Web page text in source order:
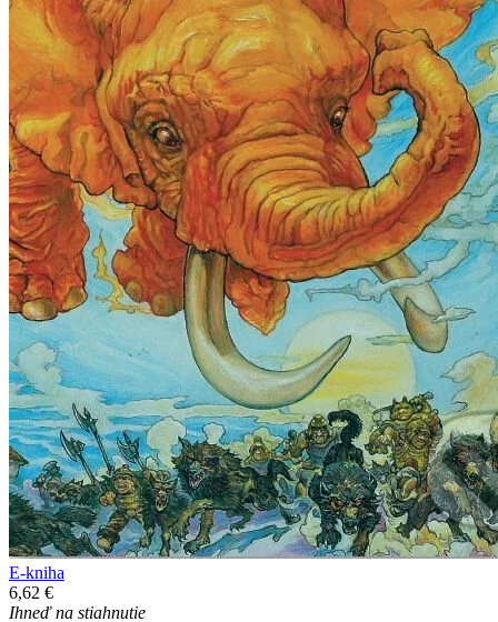
E-kniha
6,62 €
Ihneď na stiahnutie